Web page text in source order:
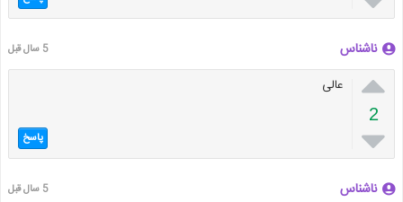
ناشناس 5 سال قبل

2

عالی
پاسخ
ناشناس 5 سال قبل